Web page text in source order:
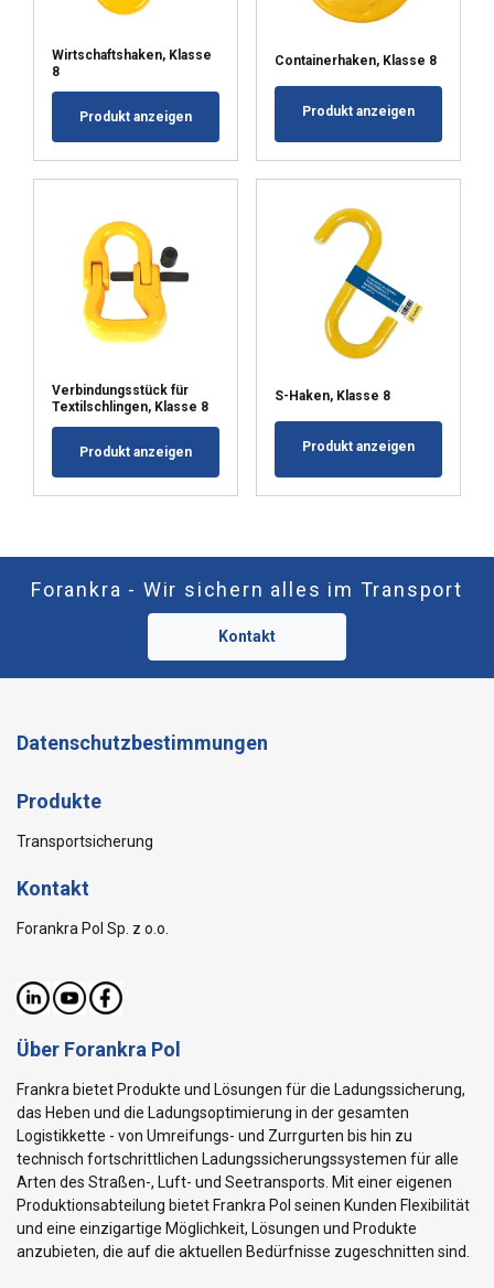
Wirtschaftshaken, Klasse
8
Produkt anzeigen
Containerhaken, Klasse 8
Produkt anzeigen
Verbindungsstück für
Textilschlingen, Klasse 8
Produkt anzeigen
S-Haken, Klasse 8
Produkt anzeigen
Forankra - Wir sichern alles im Transport
Kontakt
Datenschutzbestimmungen
Produkte
Transportsicherung
Kontakt
Forankra Pol Sp. z o.o.
Über Forankra Pol
Frankra bietet Produkte und Lösungen für die Ladungssicherung,
das Heben und die Ladungsoptimierung in der gesamten
Logistikkette - von Umreifungs- und Zurrgurten bis hin zu
technisch fortschrittlichen Ladungssicherungssystemen für alle
Arten des Straßen-, Luft- und Seetransports. Mit einer eigenen
Produktionsabteilung bietet Frankra Pol seinen Kunden Flexibilität
und eine einzigartige Möglichkeit, Lösungen und Produkte
anzubieten, die auf die aktuellen Bedürfnisse zugeschnitten sind.